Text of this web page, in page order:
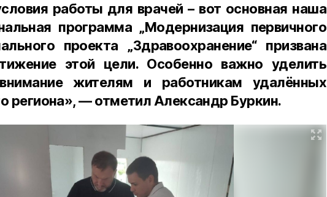
работы для врачей – вот основная наша
программа „Модернизация первичного
проекта „Здравоохранение“ призвана
этой цели. Особенно важно уделить
жителям и работникам удалённых
региона», — отметил Александр Буркин.